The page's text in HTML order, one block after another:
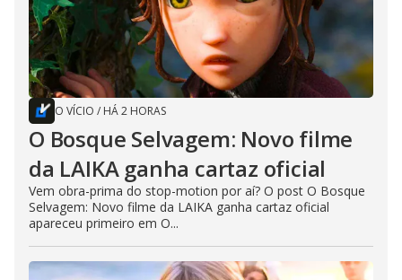
O VÍCIO / HÁ 2 HORAS
O Bosque Selvagem: Novo filme
da LAIKA ganha cartaz oficial
Vem obra-prima do stop-motion por aí? O post O Bosque
Selvagem: Novo filme da LAIKA ganha cartaz oficial
apareceu primeiro em O...